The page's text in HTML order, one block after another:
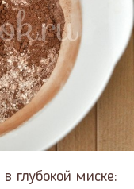
глубокой миске: